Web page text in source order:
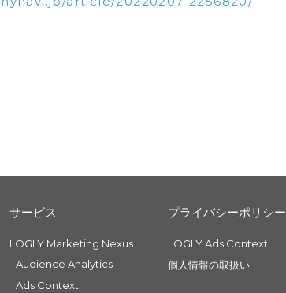
サービス
LOGLY Marketing Nexus
Audience Analytics
Ads Context
プライバシーポリシー
LOGLY Ads Context
個人情報の取扱い